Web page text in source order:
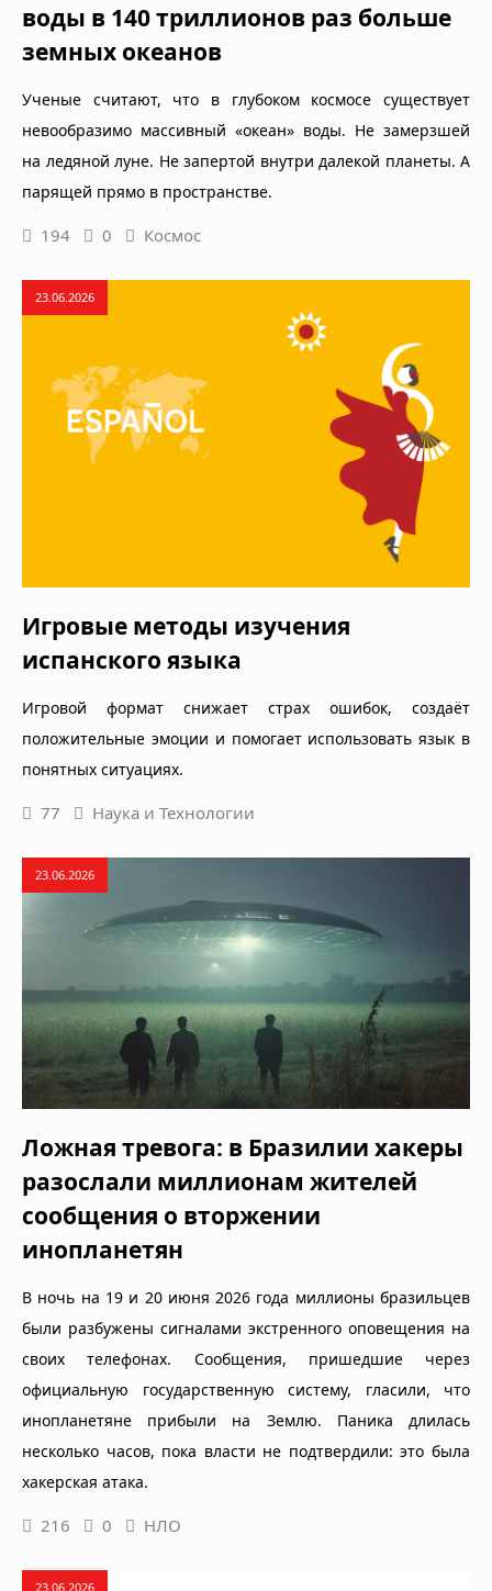
воды в 140 триллионов раз больше
земных океанов
Ученые считают, что в глубоком космосе существует
невообразимо массивный «океан» воды. Не замерзшей
на ледяной луне. Не запертой внутри далекой планеты. А
парящей прямо в пространстве.
194 0 Космос
23.06.2026
Игровые методы изучения
испанского языка
Игровой формат снижает страх ошибок, создаёт
положительные эмоции и помогает использовать язык в
понятных ситуациях.
77 Наука и Технологии
23.06.2026
Ложная тревога: в Бразилии хакеры
разослали миллионам жителей
сообщения о вторжении
инопланетян
В ночь на 19 и 20 июня 2026 года миллионы бразильцев
были разбужены сигналами экстренного оповещения на
своих телефонах. Сообщения, пришедшие через
официальную государственную систему, гласили, что
инопланетяне прибыли на Землю. Паника длилась
несколько часов, пока власти не подтвердили: это была
хакерская атака.
216 0 НЛО
23.06.2026